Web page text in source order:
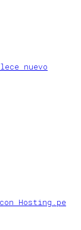
nuevo
Hosting.pe